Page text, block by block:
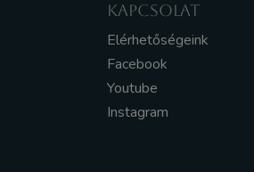
KAPCSOLAT
Elérhetőségeink
Facebook
Youtube
Instagram